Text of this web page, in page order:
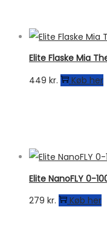
Elite Flaske Mia
449 kr. Køb her
Elite NanoFLY 0-
279 kr. Køb her